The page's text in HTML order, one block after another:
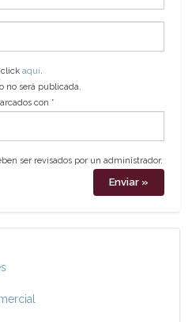
click aquí.
no será publicada.
con *
ser revisados por un administrador.